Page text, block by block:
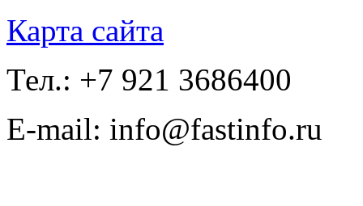
Карта сайта
Тел.: +7 921 3686400
E-mail: info@fastinfo.ru